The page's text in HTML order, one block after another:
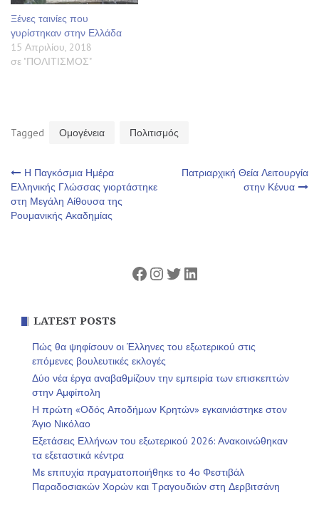
Ξένες ταινίες που
γυρίστηκαν στην Ελλάδα
15 Απριλίου, 2018
σε "ΠΟΛΙΤΙΣΜΟΣ"
Tagged Ομογένεια Πολιτισμός
Πλοήγηση
άρθρων
Η Παγκόσμια Ημέρα
Ελληνικής Γλώσσας γιορτάστηκε
στη Μεγάλη Αίθουσα της
Ρουμανικής Ακαδημίας
Πατριαρχική Θεία Λειτουργία
στην Κένυα
Facebook
Instagram
Twitter
Linkedin
LATEST POSTS
Πώς θα ψηφίσουν οι Έλληνες του εξωτερικού στις
επόμενες βουλευτικές εκλογές
Δύο νέα έργα αναβαθμίζουν την εμπειρία των επισκεπτών
στην Αμφίπολη
Η πρώτη «Οδός Αποδήμων Κρητών» εγκαινιάστηκε στον
Άγιο Νικόλαο
Εξετάσεις Ελλήνων του εξωτερικού 2026: Ανακοινώθηκαν
τα εξεταστικά κέντρα
Με επιτυχία πραγματοποιήθηκε το 4ο Φεστιβάλ
Παραδοσιακών Χορών και Τραγουδιών στη Δερβιτσάνη